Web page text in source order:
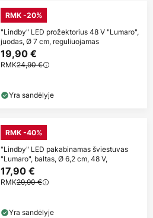
RMK -20%
"Lindby" LED prožektorius 48 V "Lumaro",
juodas, Ø 7 cm, reguliuojamas
19,90 €
RMK24,90 €
Yra sandėlyje
RMK -40%
"Lindby" LED pakabinamas šviestuvas
"Lumaro", baltas, Ø 6,2 cm, 48 V,
17,90 €
RMK29,90 €
Yra sandėlyje